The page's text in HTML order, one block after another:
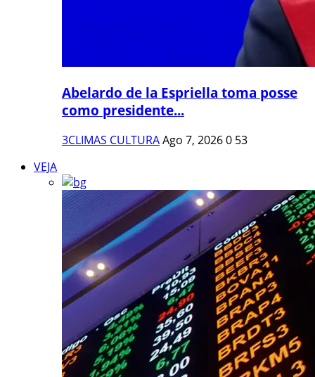
Abelardo de la Espriella toma posse
como presidente...
3CLIMAS CULTURAAgo 7, 20260 53
VEJA